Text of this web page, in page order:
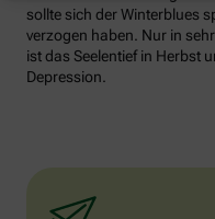
sollte sich der Winterblues
verzogen haben. Nur in
ist das Seelentief in Herbst
Depression.